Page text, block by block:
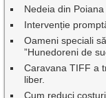
Nedeia din
Intervenție
Oameni speciali
”Hunedoreni de
Caravana TIFF a
liber.
Cum reduci